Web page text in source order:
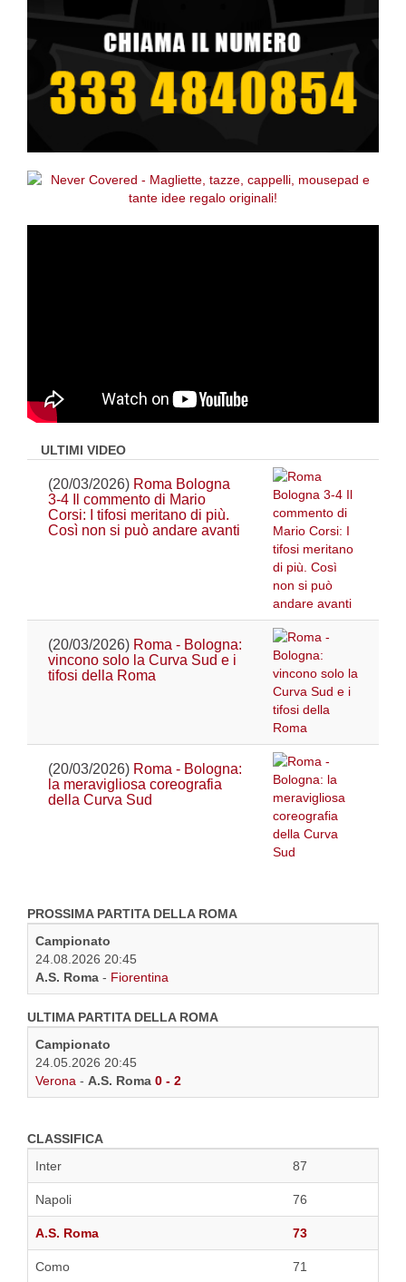
ULTIMI VIDEO
(20/03/2026) Roma Bologna
3-4 Il commento di Mario
Corsi: I tifosi meritano di più.
Così non si può andare avanti
(20/03/2026) Roma - Bologna:
vincono solo la Curva Sud e i
tifosi della Roma
(20/03/2026) Roma - Bologna:
la meravigliosa coreografia
della Curva Sud
PROSSIMA PARTITA DELLA ROMA
Campionato
24.08.2026 20:45
A.S. Roma - Fiorentina
ULTIMA PARTITA DELLA ROMA
Campionato
24.05.2026 20:45
Verona - A.S. Roma 0 - 2
CLASSIFICA
Inter
87
Napoli 76
A.S. Roma 73
Como 71